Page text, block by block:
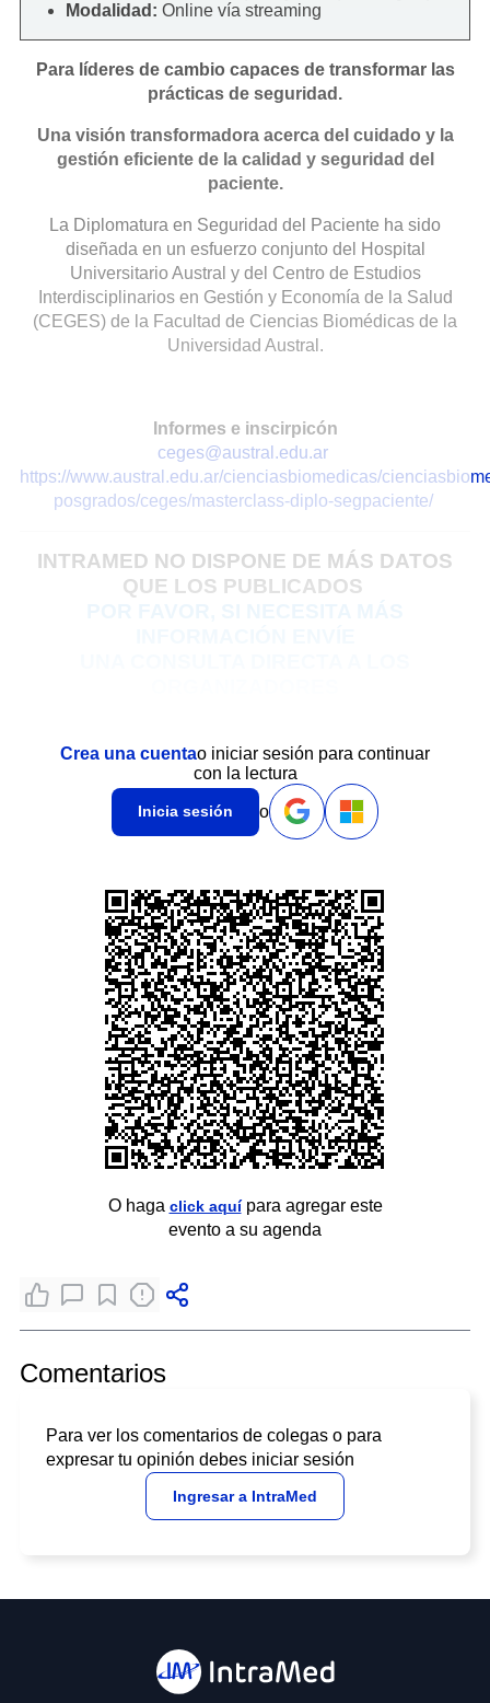
Modalidad: Online vía streaming
Para líderes de cambio capaces de transformar las
prácticas de seguridad.
Una visión transformadora acerca del cuidado y la
gestión eficiente de la calidad y seguridad del
paciente.
La Diplomatura en Seguridad del Paciente ha sido
diseñada en un esfuerzo conjunto del Hospital
Universitario Austral y del Centro de Estudios
Interdisciplinarios en Gestión y Economía de la Salud
(CEGES) de la Facultad de Ciencias Biomédicas de la
Universidad Austral.
Informes e inscirpicón
ceges@austral.edu.ar
https://www.austral.edu.ar/cienciasbiomedicas/
posgrados/ceges/masterclass-diplo-segpaciente/
INTRAMED NO DISPONE DE MÁS DATOS
QUE LOS PUBLICADOS
Crea una cuentao iniciar sesión para continuar
con la lectura
Inicia sesión o
O haga click aquípara agregar este
evento a su agenda
Comentarios
Para ver los comentarios de colegas o para
expresar tu opinión debes iniciar sesión
Ingresar a IntraMed